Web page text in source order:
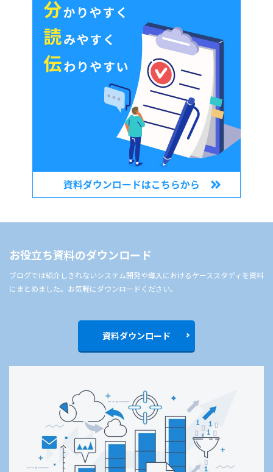
お役立ち資料のダウンロード
ブログでは紹介しきれないシステム開発や導入におけるケーススタディを資料
にまとめました。お気軽にダウンロードください。
資料ダウンロード